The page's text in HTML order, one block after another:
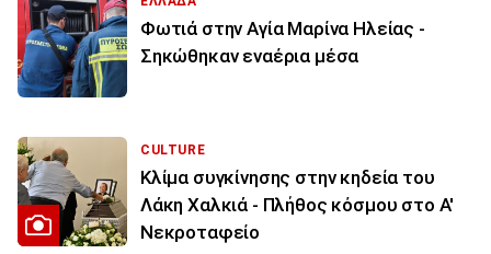
Φωτιά στην Aγία Μαρίνα Ηλείας -
Σηκώθηκαν εναέρια μέσα
CULTURE
Κλίμα συγκίνησης στην κηδεία του
Λάκη Χαλκιά - Πλήθος κόσμου στο Α'
Νεκροταφείο